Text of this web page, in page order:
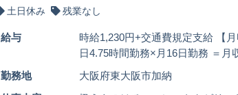
土日休み
残業なし
給与
時給1,230円+交通費規定支給 【
日4.75時間勤務×月16日勤務 ＝月
勤務地 大阪府東大阪市加納